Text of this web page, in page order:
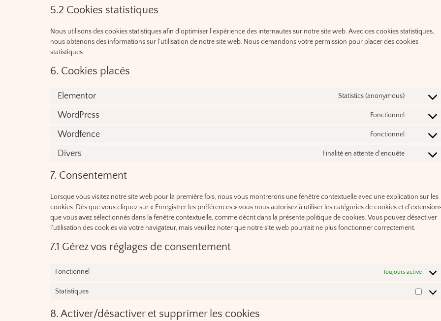
5.2 Cookies statistiques
Nous utilisons des cookies statistiques afin d’optimiser l’expérience des internautes sur notre site web. Avec ces cookies statistiques,
nous obtenons des informations sur l’utilisation de notre site web. Nous demandons votre permission pour placer des cookies
statistiques.
6. Cookies placés
Elementor Statistics (anonymous)
WordPress Fonctionnel
Wordfence Fonctionnel
Divers Finalité en attente d’enquête
7. Consentement
Lorsque vous visitez notre site web pour la première fois, nous vous montrerons une fenêtre contextuelle avec une explication sur les
cookies. Dès que vous cliquez sur « Enregistrer les préférences » vous nous autorisez à utiliser les catégories de cookies et
que vous avez sélectionnés dans la fenêtre contextuelle, comme décrit dans la présente politique de cookies. Vous pouvez désactiver
l’utilisation des cookies via votre navigateur, mais veuillez noter que notre site web pourrait ne plus fonctionner correctement.
7.1 Gérez vos réglages de consentement
Fonctionnel Toujours activé
Statistiques
8. Activer/désactiver et supprimer les cookies